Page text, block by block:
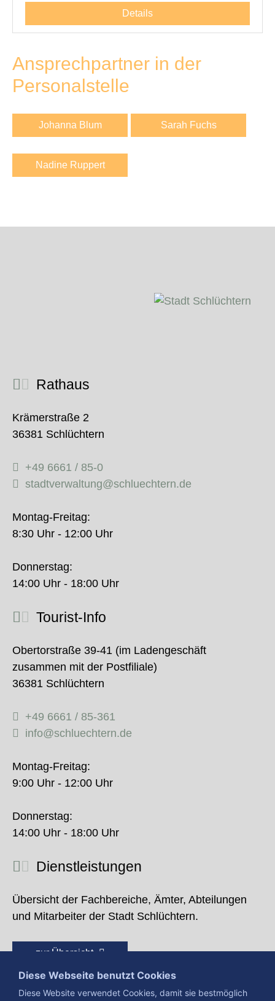
Details
Ansprechpartner in der
Personalstelle
Johanna Blum Sarah Fuchs
Nadine Ruppert
Rathaus
Krämerstraße 2
36381 Schlüchtern
+49 6661 / 85-0
stadtverwaltung@schluechtern.de
Montag-Freitag:
8:30 Uhr - 12:00 Uhr
Donnerstag:
14:00 Uhr - 18:00 Uhr
Tourist-Info
Obertorstraße 39-41 (im Ladengeschäft
zusammen mit der Postfiliale)
36381 Schlüchtern
+49 6661 / 85-361
info@schluechtern.de
Montag-Freitag:
9:00 Uhr - 12:00 Uhr
Donnerstag:
14:00 Uhr - 18:00 Uhr
Dienstleistungen
Übersicht der Fachbereiche, Ämter, Abteilungen
und Mitarbeiter der Stadt Schlüchtern.
zur Übersicht
Diese Webseite benutzt Cookies
Diese Website verwendet Cookies, damit sie bestmöglich